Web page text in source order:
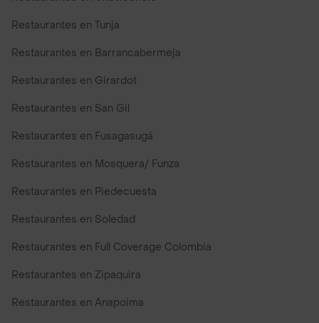
Restaurantes en Tunja
Restaurantes en Barrancabermeja
Restaurantes en Girardot
Restaurantes en San Gil
Restaurantes en Fusagasugá
Restaurantes en Mosquera/ Funza
Restaurantes en Piedecuesta
Restaurantes en Soledad
Restaurantes en Full Coverage Colombia
Restaurantes en Zipaquira
Restaurantes en Anapoima